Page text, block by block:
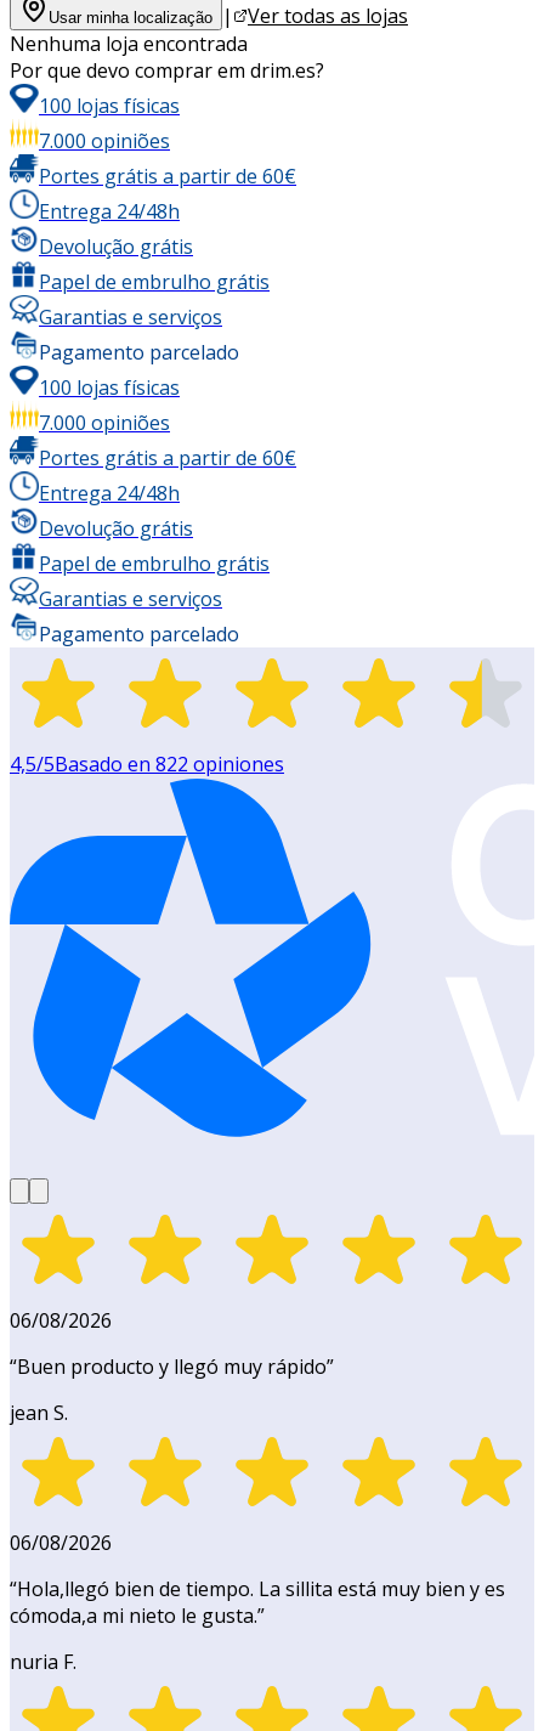
Usar minha localização |
Ver todas as lojas
Nenhuma loja encontrada
Por que devo comprar em drim.es?
100 lojas físicas
7.000 opiniões
Portes grátis a partir de 60€
Entrega 24/48h
Devolução grátis
Papel de embrulho grátis
Garantias e serviços
Pagamento parcelado
100 lojas físicas
7.000 opiniões
Portes grátis a partir de 60€
Entrega 24/48h
Devolução grátis
Papel de embrulho grátis
Garantias e serviços
Pagamento parcelado
4,5/5Basado en 822 opiniones
06/08/2026
“Buen producto y llegó muy rápido”
jean S.
06/08/2026
“Hola,llegó bien de tiempo. La sillita está muy bien y es
cómoda,a mi nieto le gusta.”
nuria F.